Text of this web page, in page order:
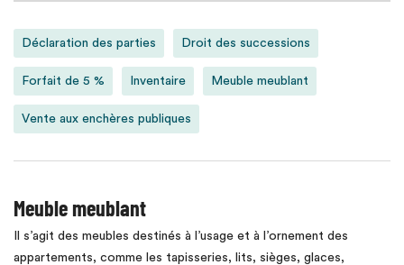
Déclaration des parties Droit des successions
Forfait de 5 % Inventaire Meuble meublant
Vente aux enchères publiques
Meuble meublant
Il s’agit des meubles destinés à l’usage et à l’ornement des
appartements, comme les tapisseries, lits, sièges, glaces,